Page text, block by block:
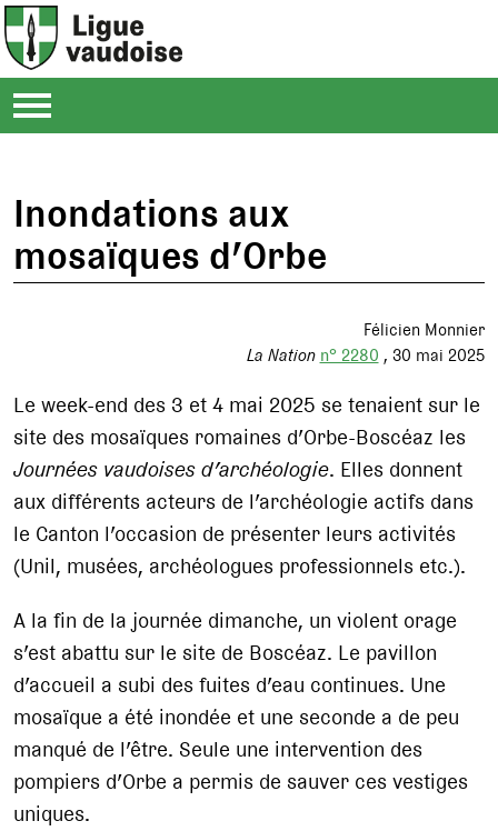
Inondations aux
mosaïques d’Orbe
Félicien Monnier
La Nation n° 2280 30 mai 2025
Le week-end des 3 et 4 mai 2025 se tenaient sur le
site des mosaïques romaines d’Orbe-Boscéaz les
Journées vaudoises d’archéologie. Elles donnent
aux différents acteurs de l’archéologie actifs dans
le Canton l’occasion de présenter leurs activités
(Unil, musées, archéologues professionnels etc.).
A la fin de la journée dimanche, un violent orage
s’est abattu sur le site de Boscéaz. Le pavillon
d’accueil a subi des fuites d’eau continues. Une
mosaïque a été inondée et une seconde a de peu
manqué de l’être. Seule une intervention des
pompiers d’Orbe a permis de sauver ces vestiges
uniques.